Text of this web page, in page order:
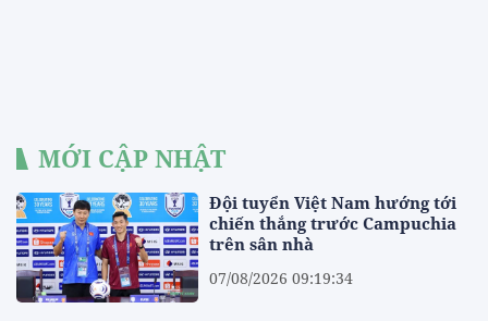
MỚI CẬP NHẬT
Đội tuyển Việt Nam hướng tới
chiến thắng trước Campuchia
trên sân nhà
07/08/2026 09:19:34